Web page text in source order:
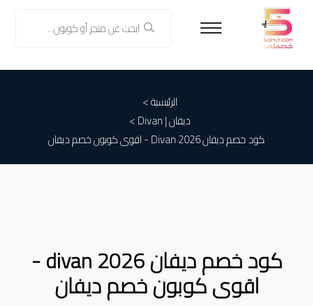
الرئيسية >
ديفان | Divan
>
كود خصم ديفان Divan 2026 - اقوى كوبون خصم ديفان
كود خصم ديفان divan 2026 -
اقوى كوبون خصم ديفان